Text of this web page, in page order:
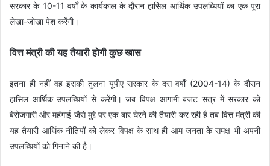
सरकार के 10-11 वर्षों के कार्यकाल के दौरान हासिल आर्थिक उपलब्धियों का एक पूरा
लेखा-जोखा पेश करेंगी।
वित्त मंत्री की यह तैयारी होगी कुछ खास
इतना ही नहीं वह इसकी तुलना यूपीए सरकार के दस वर्षों (2004-14) के दौरान
हासिल आर्थिक उपलब्धियों से करेंगी। जब विपक्ष आगामी बजट सत्र में सरकार को
बेरोजगारी और महंगाई जैसे मुद्दे पर एक बार घेरने की तैयारी कर रही है तब वित्त मंत्री की
यह तैयारी आर्थिक नीतियों को लेकर विपक्ष के साथ ही आम जनता के समक्ष भी अपनी
उपलब्धियों को गिनाने की है।